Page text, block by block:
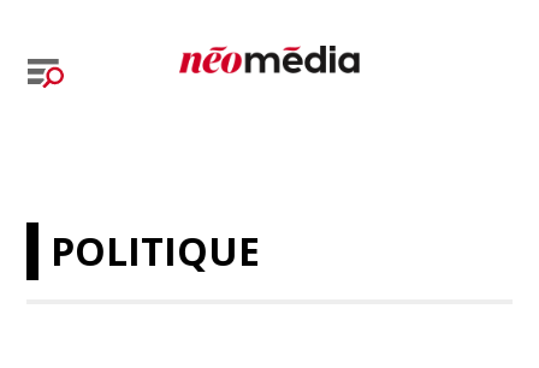
POLITIQUE